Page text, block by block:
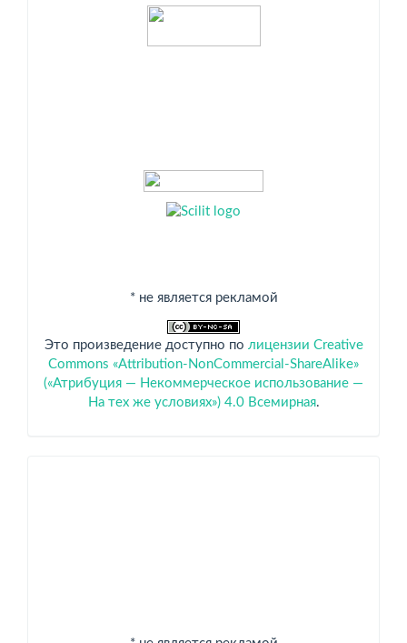
Индексация
* не является рекламой
Это произведение доступно по лицензии Creative
Commons «Attribution-NonCommercial-ShareAlike»
(«Атрибуция — Некоммерческое использование —
На тех же условиях») 4.0 Всемирная.